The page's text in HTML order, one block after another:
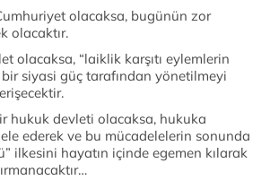
olacaksa, bugünün zor
olacaktır.
olacaksa, “laiklik karşıtı eylemlerin
siyasi güç tarafından yönetilmeyi
hukuk devleti olacaksa, hukuka
ederek ve bu mücadelelerin sonunda
ilkesini hayatın içinde egemen kılarak